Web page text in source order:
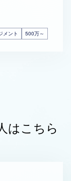
メント 500万～
はこちら